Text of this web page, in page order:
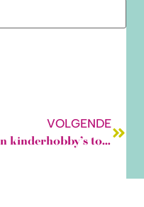
VOLGENDE
Van kinderhobby’s tot creatieve meesterwerken: Moniques naaiavontuur